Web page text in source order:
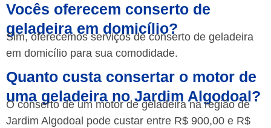
Vocês oferecem conserto de
geladeira em domicílio?
Sim, oferecemos serviços de conserto de geladeira
em domicílio para sua comodidade.
Quanto custa consertar o motor de
uma geladeira no Jardim Algodoal?
O conserto de um motor de geladeira na região de
Jardim Algodoal pode custar entre R$ 900,00 e R$